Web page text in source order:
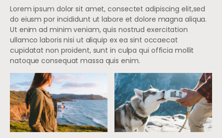
Lorem ipsum dolor sit amet, consectet adipiscing elit,sed
do eiusm por incididunt ut labore et dolore magna aliqua.
Ut enim ad minim veniam, quis nostrud exercitation
ullamco laboris nisi ut aliquip ex ea sint occaecat
cupidatat non proident, sunt in culpa qui officia mollit
natoque consequat massa quis enim.